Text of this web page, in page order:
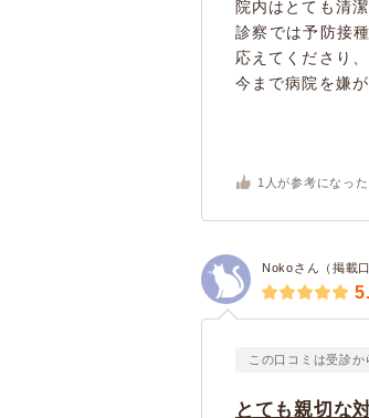
院内はとても清
診察では予防接
応えてくださり
今まで病院を嫌
1 人が参考になった
Nokoさん（掲載
この口コミは受診か
とても親切な